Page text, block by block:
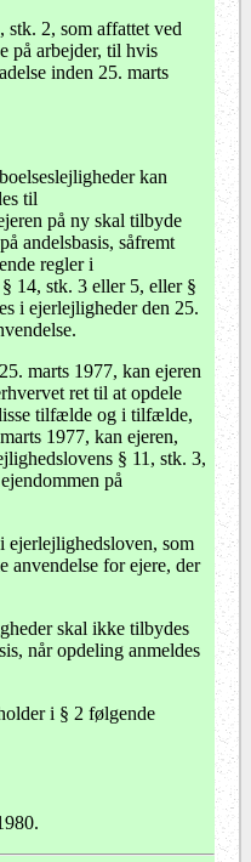
stk. 2, som affattet ved
på arbejder, til hvis
inden 25. marts
kan
til
på ny skal tilbyde
andelsbasis, såfremt
regler i
14, stk. 3 eller 5, eller §
i ejerlejligheder den 25.
marts 1977, kan ejeren
ret til at opdele
tilfælde og i tilfælde,
1977, kan ejeren,
§ 11, stk. 3,
på
ejerlejlighedsloven, som
anvendelse for ejere, der
skal ikke tilbydes
når opdeling anmeldes
i § 2 følgende